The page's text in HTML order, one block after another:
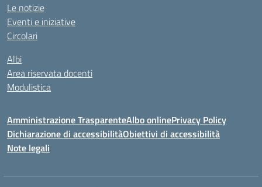
Le notizie
Eventi e iniziative
Circolari
Albi
Area riservata docenti
Modulistica
Amministrazione TrasparenteAlbo onlinePrivacy Policy
Dichiarazione di accessibilitàObiettivi di accessibilità
Note legali